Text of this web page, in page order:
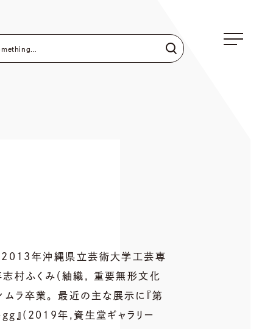
年沖縄県立芸術大学工芸専
村ふくみ（紬織, 重要無形文化
ラ卒業。 最近の主な展示に『第
(2019年,資生堂ギャラリー